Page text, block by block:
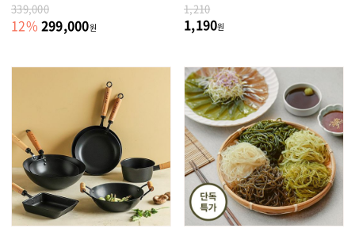
339,000
12% 299,000원
1,210
1,190원